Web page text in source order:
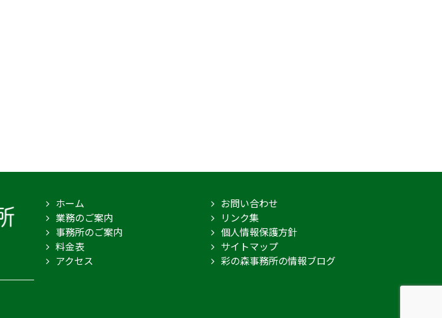
ホーム
業務のご案内
事務所のご案内
料金表
アクセス
お問い合わせ
リンク集
個人情報保護方針
サイトマップ
彩の森事務所の情報ブログ